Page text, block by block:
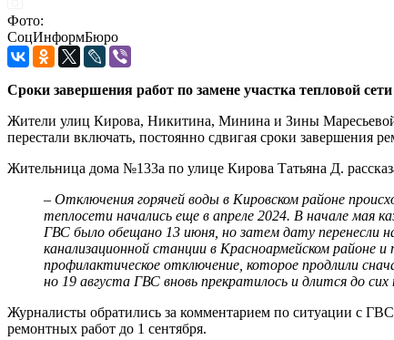
Фото:
СоцИнформБюро
Сроки завершения работ по замене участка тепловой
Жители улиц Кирова, Никитина, Минина и Зины Маресьевой
перестали включать, постоянно сдвигая сроки завершения
Жительница дома №133а по улице Кирова Татьяна Д.
– Отключения горячей воды в Кировском районе
теплосети начались еще в апреле 2024. В начале мая
ГВС было обещано 13 июня, но затем дату перенесли
канализационной станции в Красноармейском районе
профилактическое отключение, которое продлили
но 19 августа ГВС вновь прекратилось и длится до сих
Журналисты обратились за комментарием по ситуации с
ремонтных работ до 1 сентября.